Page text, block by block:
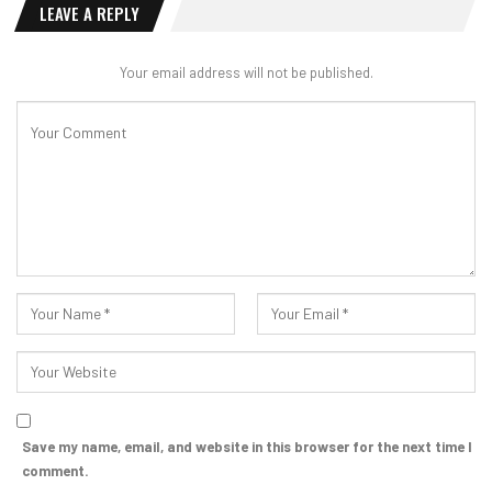
LEAVE A REPLY
Your email address will not be published.
Save my name, email, and website in this browser for the next time I
comment.